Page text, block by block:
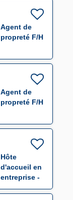
Agent de
propreté F/H
Agent de
propreté F/H
Hôte
d'accueil en
entreprise -
remplacement